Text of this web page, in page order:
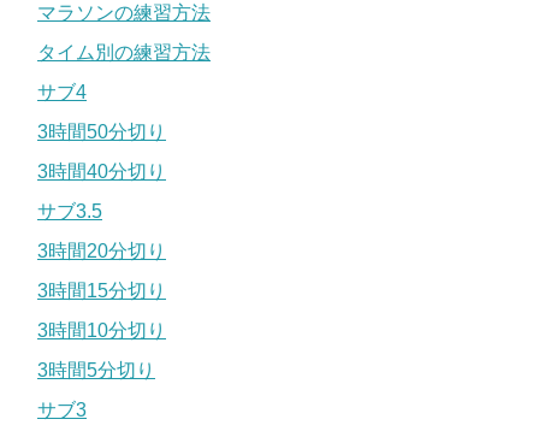
マラソンの練習方法
タイム別の練習方法
サブ4
3時間50分切り
3時間40分切り
サブ3.5
3時間20分切り
3時間15分切り
3時間10分切り
3時間5分切り
サブ3